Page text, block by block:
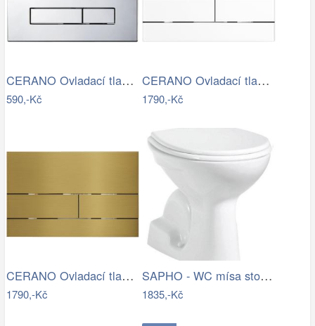
CERANO Ovladací tlačítko WC modulů Lite…
590,-Kč
CERANO Ovladací tlačítko WC modulů Lite…
1790,-Kč
CERANO Ovladací tlačítko WC modulů Lite…
1790,-Kč
SAPHO - WC mísa stojící, 36x54cm,…
1835,-Kč